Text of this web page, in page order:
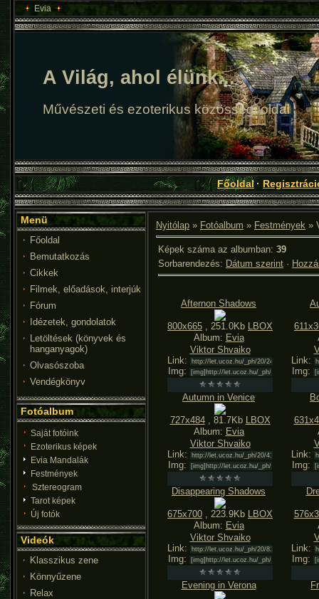
Evia
A Világ, ahol élünk...
Művészeti és ezoterikus közösségi oldal
Főoldal·
Menü
Főoldal
Bemutatkozás
Cikkek
Filmek, előadások, interjúk
Fórum
Idézetek, gondolatok
Letöltések (könyvek és
hanganyagok)
Olvasószoba
Vendégkönyv
Fotóalbum
Saját fotóink
Ezoterikus képek
Evia Mandalák
Festmények
Sztereogram
Tarot képek
Új fotók
Videók
Klasszikus zene
Könnyűzene
Relax
Nyitólap » Fotóalbum » Festmények »
Képek száma az albumban: 39
Sorbarendezés: Dátum szerint ·
Afternon Shadows
800x665 , 251.0Kb LBOX
Album: Evia
Viktor Shvaiko
Link:
Img:
Link:
Img:
Autumn in Venice
727x484, 81.7Kb LBOX
Album: Evia
Viktor Shvaiko
Link:
Img:
Link:
Img:
Disappearing Shadows
675x700 , 223.9Kb LBOX
Album: Evia
Viktor Shvaiko
Link:
Img:
Link:
Img:
Evening in Verona